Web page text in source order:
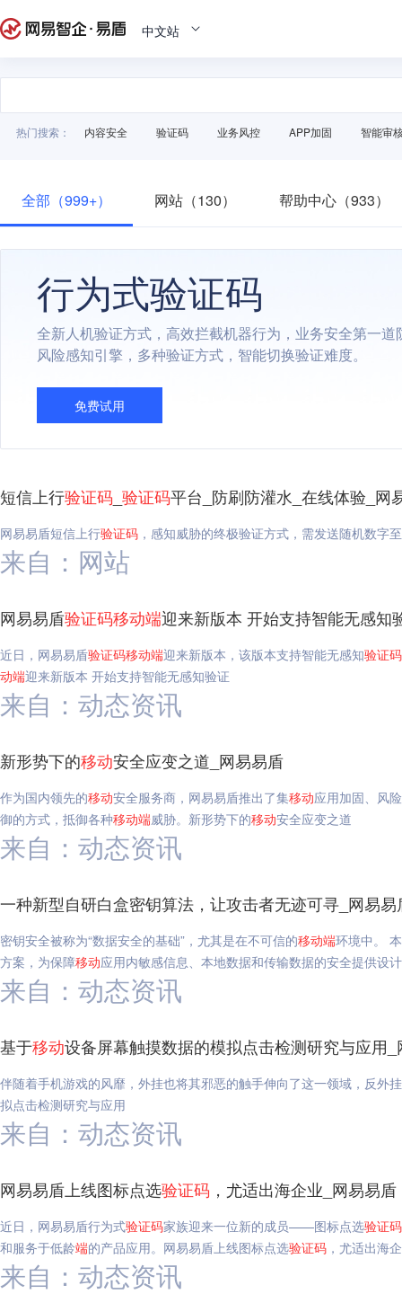
中文站
热门搜索： 内容安全 验证码 业务风控 APP加固 智能审
全部（999+） 网站（130） 帮助中心（933）
行为式验证码
全新人机验证方式，高效拦截机器行为，业务安全第一道
风险感知引擎，多种验证方式，智能切换验证难度。
免费试用
短信上行验证码 验证码平台_防刷防灌水_在线体验_网
网易易盾短信上行验证码 ，感知威胁的终极验证方式，需发送随机数字
来自：网站
网易易盾验证码移动端迎来新版本 开始支持智能无感知
近日，网易易盾验证码移动端迎来新版本，该版本支持智能无感知验证码
动端迎来新版本 开始支持智能无感知验证
来自：动态资讯
新形势下的移动安全应变之道_网易易盾
作为国内领先的移动安全服务商，网易易盾推出了集移动应用加固、风
御的方式，抵御各种移动端威胁。新形势下的移动安全应变之道
来自：动态资讯
一种新型自研白盒密钥算法，让攻击者无迹可寻_网易易
密钥安全被称为“数据安全的基础”，尤其是在不可信的移动端环境中。
方案，为保障移动应用内敏感信息、本地数据和传输数据的安全提供设
来自：动态资讯
基于移动设备屏幕触摸数据的模拟点击检测研究与应用
伴随着手机游戏的风靡，外挂也将其邪恶的触手伸向了这一领域，反外
拟点击检测研究与应用
来自：动态资讯
网易易盾上线图标点选验证码 ，尤适出海企业_网易易盾
近日，网易易盾行为式验证码家族迎来一位新的成员——图标点选验证码
和服务于低龄端的产品应用。网易易盾上线图标点选验证码 ，尤适出海
来自：动态资讯